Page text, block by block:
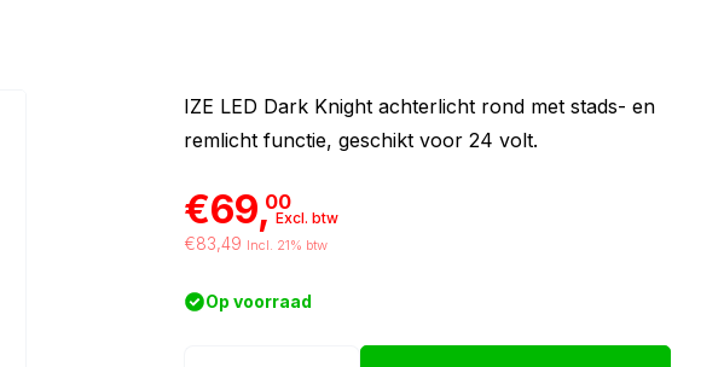
IZE LED Dark Knight achterlicht rond met stads- en
remlicht functie, geschikt voor 24 volt.
€69,00
Excl. btw
€83,49 Incl. 21% btw
Op voorraad